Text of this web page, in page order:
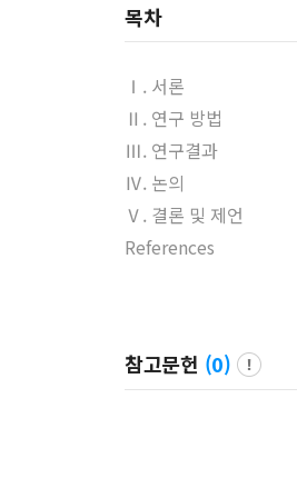
목차
Ⅰ. 서론
Ⅱ. 연구 방법
Ⅲ. 연구결과
Ⅳ. 논의
Ⅴ. 결론 및 제언
References
참고문헌 (0)